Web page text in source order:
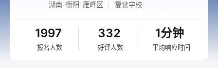
湖南-衡阳-雁峰区 复读学校
1997
报名人数
332
好评人数
1分钟
平均响应时间